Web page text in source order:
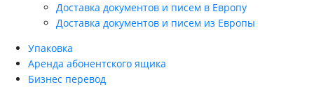
Доставка документов и писем в Европу
Доставка документов и писем из Европы
Упаковка
Аренда абонентского ящика
Бизнес перевод